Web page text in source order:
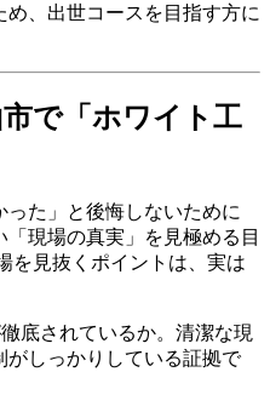
、出世コースを目指す方に
で「ホワイト工
た」と後悔しないために
現場の真実」を見極める目
を見抜くポイントは、実は
底されているか。清潔な現
しっかりしている証拠で